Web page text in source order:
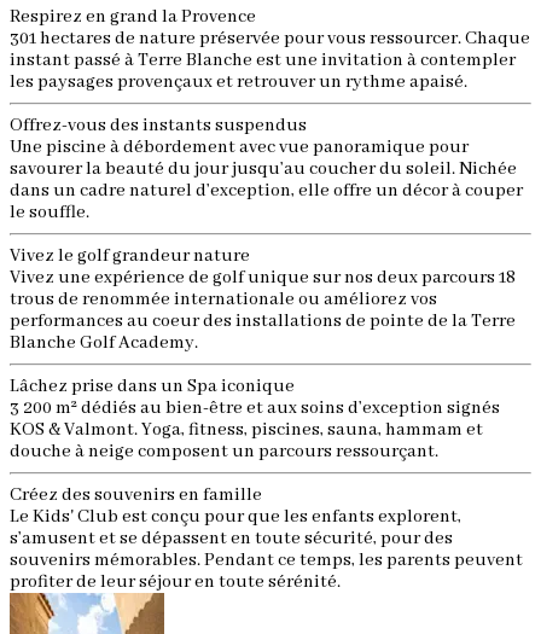
Respirez en grand la Provence
301 hectares de nature préservée pour vous ressourcer. Chaque
instant passé à Terre Blanche est une invitation à contempler
les paysages provençaux et retrouver un rythme apaisé.
Offrez-vous des instants suspendus
Une piscine à débordement avec vue panoramique pour
savourer la beauté du jour jusqu’au coucher du soleil. Nichée
dans un cadre naturel d’exception, elle offre un décor à couper
le souffle.
Vivez le golf grandeur nature
Vivez une expérience de golf unique sur nos deux parcours 18
trous de renommée internationale ou améliorez vos
performances au coeur des installations de pointe de la Terre
Blanche Golf Academy.
Lâchez prise dans un Spa iconique
3 200 m² dédiés au bien-être et aux soins d’exception signés
KOS & Valmont. Yoga, fitness, piscines, sauna, hammam et
douche à neige composent un parcours ressourçant.
Créez des souvenirs en famille
Le Kids' Club est conçu pour que les enfants explorent,
s’amusent et se dépassent en toute sécurité, pour des
souvenirs mémorables. Pendant ce temps, les parents peuvent
profiter de leur séjour en toute sérénité.